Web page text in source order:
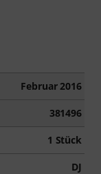
Februar 2016
381496
1 Stück
DJ